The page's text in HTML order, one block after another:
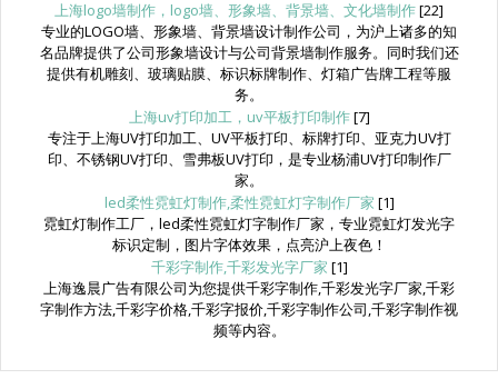
上海logo墙制作，logo墙、形象墙、背景墙、文化墙制作[22]
专业的LOGO墙、形象墙、背景墙设计制作公司，为沪上诸多的知
名品牌提供了公司形象墙设计与公司背景墙制作服务。同时我们还
提供有机雕刻、玻璃贴膜、标识标牌制作、灯箱广告牌工程等服
务。
上海uv打印加工，uv平板打印制作[7]
专注于上海UV打印加工、UV平板打印、标牌打印、亚克力UV打
印、不锈钢UV打印、雪弗板UV打印，是专业杨浦UV打印制作厂
家。
led柔性霓虹灯制作,柔性霓虹灯字制作厂家 [1]
霓虹灯制作工厂，led柔性霓虹灯字制作厂家，专业霓虹灯发光字
标识定制，图片字体效果，点亮沪上夜色！
千彩字制作,千彩发光字厂家 [1]
上海逸晨广告有限公司为您提供千彩字制作,千彩发光字厂家,千彩
字制作方法,千彩字价格,千彩字报价,千彩字制作公司,千彩字制作视
频等内容。